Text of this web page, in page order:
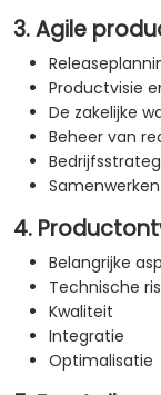
3. Agile
Productvisie
De zakelijke
Beheer van
4.
Belangrijke
Technische
Kwaliteit
Integratie
Optimalisatie